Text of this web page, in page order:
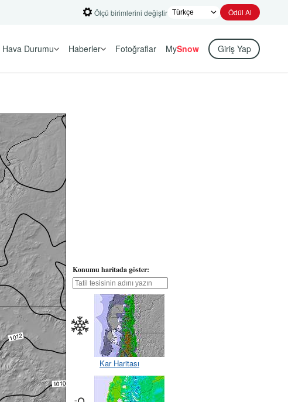
Ölçü birimlerini değiştir Ödül Al
Hava Durumu Haberler Fotoğraflar MySnow Giriş Yap
Konumu haritada göster:
Kar Haritası